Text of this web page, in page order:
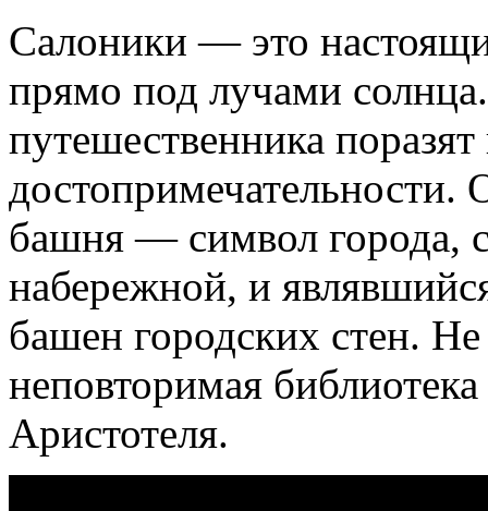
Салоники — это
прямо под лучами
путешественника
достопримечательности.
башня — символ города,
набережной, и
башен городских стен.
неповторимая
Аристотеля.